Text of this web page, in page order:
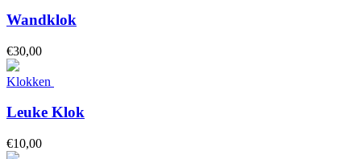
Wandklok
€30,00
Klokken
Leuke Klok
€10,00